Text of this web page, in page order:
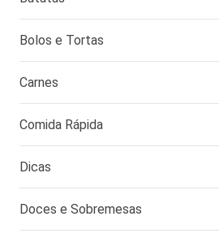
Bolos e Tortas
Carnes
Comida Rápida
Dicas
Doces e Sobremesas